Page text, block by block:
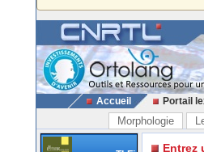
Accueil Portail
Morphologie
Entrez